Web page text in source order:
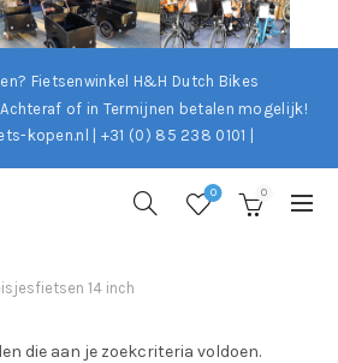
Fietsenwinkel H&H Dutch Bikes
Achteraf of in Termijnen betalen mogelijk!
kopen.nl | +31 (0) 85 238 0101 |
0 0
14 inch
die aan je zoekcriteria voldoen.